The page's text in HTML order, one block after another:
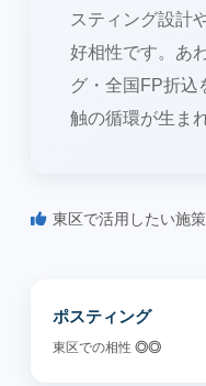
スティング設計
好相性です。あ
グ・全国FP折込
触の循環が生ま
東区で活用したい施策
ポスティング
東区での相性 ◎◎